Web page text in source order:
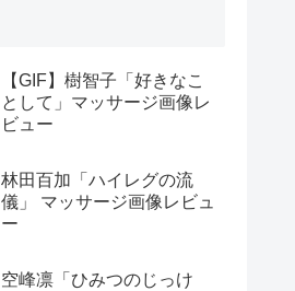
【GIF】樹智子「好きなこ
として」マッサージ画像レ
ビュー
林田百加「ハイレグの流
儀」 マッサージ画像レビュ
ー
空峰凛「ひみつのじっけ